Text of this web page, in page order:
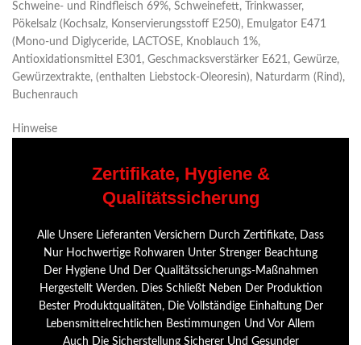
Schweine- und Rindfleisch 69%, Schweinefett, Trinkwasser,
Pökelsalz (Kochsalz, Konservierungsstoff E250), Emulgator E471
(Mono-und Diglyceride, LACTOSE, Knoblauch 1%,
Antioxidationsmittel E301, Geschmacksverstärker E621, Gewürze,
Gewürzextrakte, (enthalten Liebstock-Oleoresin), Naturdarm (Rind),
Buchenrauch
Hinweise
Zertifikate, Hygiene &
Qualitätssicherung
Alle Unsere Lieferanten Versichern Durch Zertifikate, Dass
Nur Hochwertige Rohwaren Unter Strenger Beachtung
Der Hygiene Und Der Qualitätssicherungs-Maßnahmen
Hergestellt Werden. Dies Schließt Neben Der Produktion
Bester Produktqualitäten, Die Vollständige Einhaltung Der
Lebensmittelrechtlichen Bestimmungen Und Vor Allem
Auch Die Sicherstellung Sicherer Und Gesunder